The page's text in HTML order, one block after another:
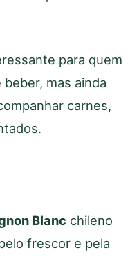
para quem
mas ainda
carnes,
Blanc chileno
frescor e pela